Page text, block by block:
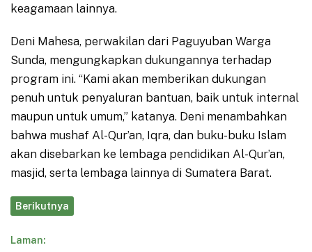
keagamaan lainnya.
Deni Mahesa, perwakilan dari Paguyuban Warga
Sunda, mengungkapkan dukungannya terhadap
program ini. “Kami akan memberikan dukungan
penuh untuk penyaluran bantuan, baik untuk internal
maupun untuk umum,” katanya. Deni menambahkan
bahwa mushaf Al-Qur’an, Iqra, dan buku-buku Islam
akan disebarkan ke lembaga pendidikan Al-Qur’an,
masjid, serta lembaga lainnya di Sumatera Barat.
Berikutnya
Laman: